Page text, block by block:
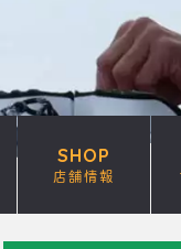
SHOP
店舗情報